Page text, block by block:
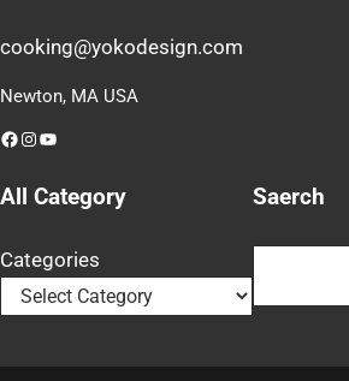
cooking@yokodesign.com
Newton, MA USA
Facebook
Instagram
YouTube
All Category
Categories
Saerch